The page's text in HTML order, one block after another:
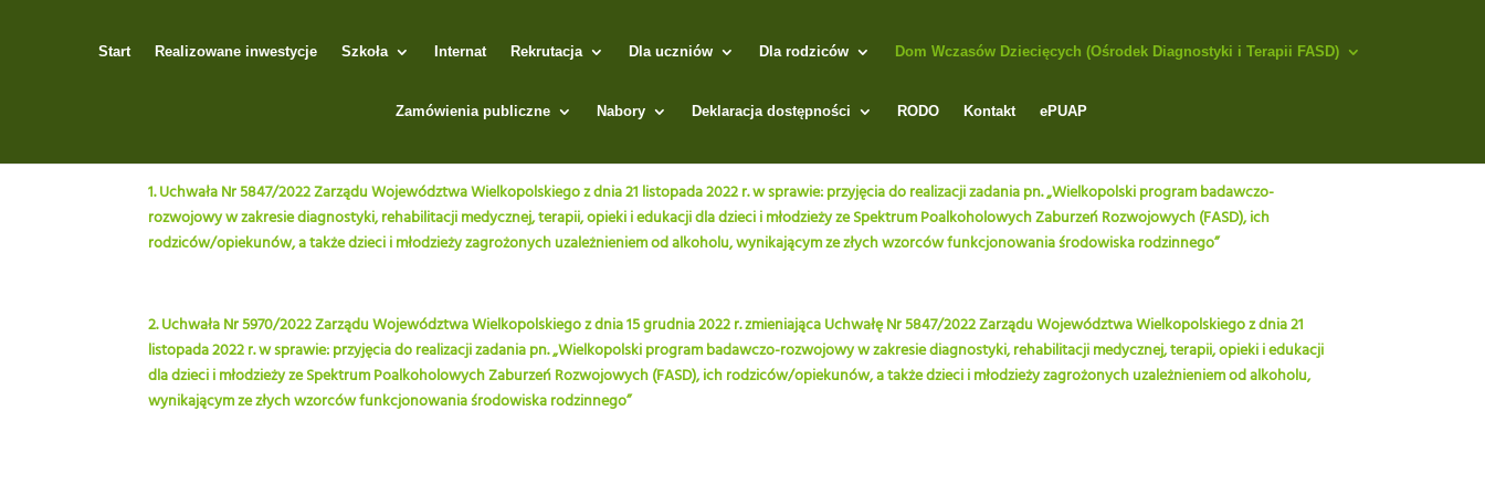
Start Realizowane inwestycje Szkoła Internat Rekrutacja Dla uczniów Dla rodziców Dom Wczasów Dziecięcych (Ośrodek Diagnostyki i Terapii FASD)
Zamówienia publiczne Nabory Deklaracja dostępności RODO Kontakt ePUAP
1. Uchwała Nr 5847/2022 Zarządu Województwa Wielkopolskiego z dnia 21 listopada 2022 r. w sprawie: przyjęcia do realizacji zadania pn. „Wielkopolski program badawczo-
rozwojowy w zakresie diagnostyki, rehabilitacji medycznej, terapii, opieki i edukacji dla dzieci i młodzieży ze Spektrum Poalkoholowych Zaburzeń Rozwojowych (FASD), ich
rodziców/opiekunów, a także dzieci i młodzieży zagrożonych uzależnieniem od alkoholu, wynikającym ze złych wzorców funkcjonowania środowiska rodzinnego”
2. Uchwała Nr 5970/2022 Zarządu Województwa Wielkopolskiego z dnia 15 grudnia 2022 r. zmieniająca Uchwałę Nr 5847/2022 Zarządu Województwa Wielkopolskiego z dnia 21
listopada 2022 r. w sprawie: przyjęcia do realizacji zadania pn. „Wielkopolski program badawczo-rozwojowy w zakresie diagnostyki, rehabilitacji medycznej, terapii, opieki i edukacji
dla dzieci i młodzieży ze Spektrum Poalkoholowych Zaburzeń Rozwojowych (FASD), ich rodziców/opiekunów, a także dzieci i młodzieży zagrożonych uzależnieniem od alkoholu,
wynikającym ze złych wzorców funkcjonowania środowiska rodzinnego”